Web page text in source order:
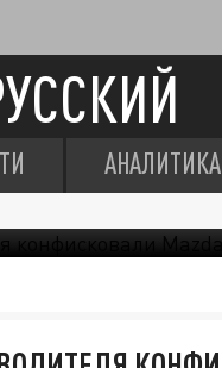
АНАЛИТИКА